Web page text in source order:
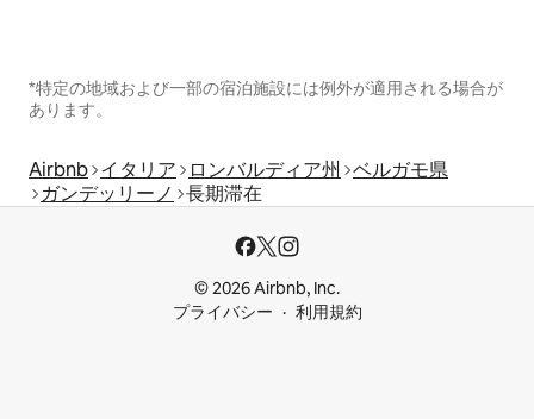
*特定の地域および一部の宿泊施設には例外が適用される場合が
あります。
Airbnb イタリア ロンバルディア州 ベルガモ県
ガンデッリーノ
長期滞在
© 2026 Airbnb, Inc.
プライバシー
利用規約